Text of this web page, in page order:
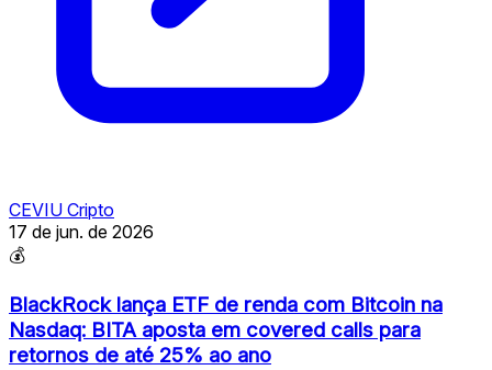
CEVIU Cripto
17 de jun. de 2026
💰
BlackRock lança ETF de renda com Bitcoin na
Nasdaq: BITA aposta em covered calls para
retornos de até 25% ao ano